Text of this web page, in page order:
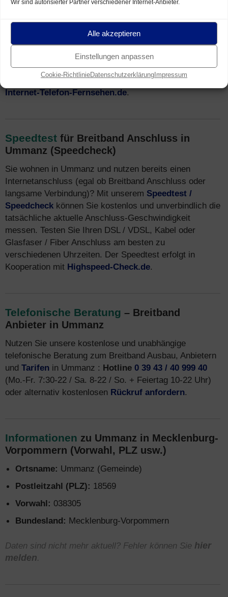
Wir sind autorisierter Partner verschiedener Internet-Anbieter.
Alle akzeptieren
Einstellungen anpassen
Cookie-RichtlinieDatenschutzerklärung Impressum
Teilen gegeben. Der Breitband Netzausbau in
ist oft auch schnellesVDSL
Vectoring/Supervectoring) sowieGlasfaserInternet
verfügbar. Häufig ist auch Breitband Internet über das
TV-Netz ausgebaut. Mehr Infos zuTarifenund
Breitband Internet Anbietern finden Sie auch unter
Internet-Telefon-Fernsehen.de.
Speedtest für Breitband Anschluss in
Ummanz (Speedcheck)
Sie wohnen in Ummanz und nutzen bereits einen
Internetanschluss (egal ob Breitband Anschluss oder
langsame Verbindung)? Mit unserem Speedtest /
Speedcheck können Sie kostenlos und unverbindlich die
tatsächliche aktuelle Anschluss-Geschwindigkeit
messen. Testen Sie Ihren DSL / VDSL, Kabel oder
Glasfaser / Fiber Anschluss am besten zu
verschiedenen Uhrzeiten. Der Speedtest erfolgt in
Kooperation mit Highspeed-Check.de.
Telefonische Beratung – Breitband
Anbieter in Ummanz
Nutzen Sie unsere kostenlose und unabhängige
telefonische Beratung zum Breitband Ausbau, Anbietern
und Tarifen in Ummanz : Hotline 0 39 43 / 40 999 40
(Mo.-Fr. 7:30-22 / Sa. 8-22 / So. + Feiertag 10-22 Uhr)
oder alternativ kostenlosen Rückruf anfordern.
Informationen zu Ummanz in Mecklenburg-
Vorpommern (Vorwahl, PLZ usw.)
Ortsname: Ummanz (Gemeinde)
Postleitzahl (PLZ): 18569
Vorwahl: 038305
Bundesland: Mecklenburg-Vorpommern
Daten sind nicht mehr aktuell? Fehler können Sie hier
melden.